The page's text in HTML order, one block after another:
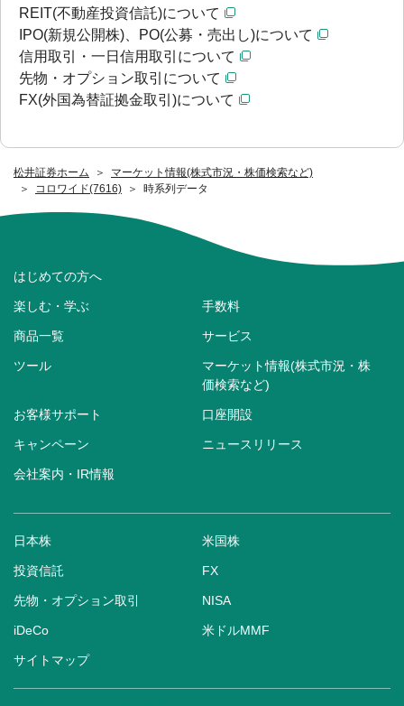
松井証券ホーム
マーケット情報(株式市況・株価検索など)
コロワイド(7616)
時系列データ
REIT(不動産投資信託)について
IPO(新規公開株)、PO(公募・売出し)について
信用取引・一日信用取引について
先物・オプション取引について
FX(外国為替証拠金取引)について
はじめての方へ
楽しむ・学ぶ 手数料
商品一覧 サービス
ツール
マーケット情報(株式市況・株
価検索など)
お客様サポート 口座開設
キャンペーン ニュースリリース
会社案内・IR情報
日本株 米国株
投資信託 FX
先物・オプション取引 NISA
iDeCo 米ドルMMF
サイトマップ